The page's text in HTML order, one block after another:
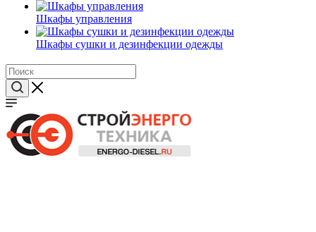
Шкафы управления
Шкафы сушки и дезинфекции одежды